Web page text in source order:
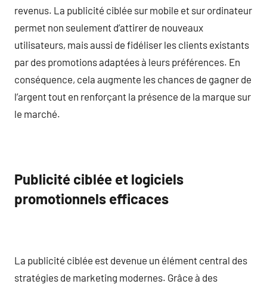
revenus. La publicité ciblée sur mobile et sur ordinateur
permet non seulement d’attirer de nouveaux
utilisateurs, mais aussi de fidéliser les clients existants
par des promotions adaptées à leurs préférences. En
conséquence, cela augmente les chances de gagner de
l’argent tout en renforçant la présence de la marque sur
le marché.
Publicité ciblée et logiciels
promotionnels efficaces
La publicité ciblée est devenue un élément central des
stratégies de marketing modernes. Grâce à des